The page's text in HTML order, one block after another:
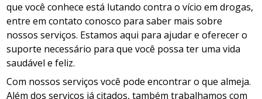
que você conhece está lutando contra o vício em drogas,
entre em contato conosco para saber mais sobre
nossos serviços. Estamos aqui para ajudar e oferecer o
suporte necessário para que você possa ter uma vida
saudável e feliz.
Com nossos serviços você pode encontrar o que almeja.
Além dos serviços já citados, também trabalhamos com